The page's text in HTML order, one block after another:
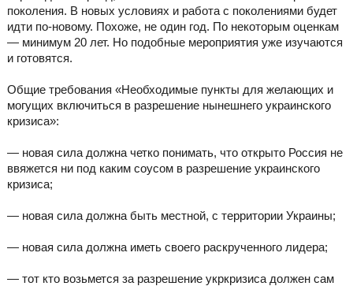
поколения. В новых условиях и работа с поколениями будет
идти по-новому. Похоже, не один год. По некоторым оценкам
— минимум 20 лет. Но подобные мероприятия уже изучаются
и готовятся.
Общие требования «Необходимые пункты для желающих и
могущих включиться в разрешение нынешнего украинского
кризиса»:
— новая сила должна четко понимать, что открыто Россия не
ввяжется ни под каким соусом в разрешение украинского
кризиса;
— новая сила должна быть местной, с территории Украины;
— новая сила должна иметь своего раскрученного лидера;
— тот кто возьмется за разрешение укркризиса должен сам